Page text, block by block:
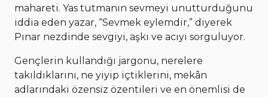
mahareti. Yas tutmanın sevmeyi unutturduğunu
iddia eden yazar, “Sevmek eylemdir,” diyerek
Pınar nezdinde sevgiyi, aşkı ve acıyı sorguluyor.
Gençlerin kullandığı jargonu, nerelere
takıldıklarını, ne yiyip içtiklerini, mekân
adlarındaki özensiz özentileri ve en önemlisi de